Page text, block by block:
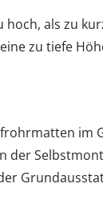
als zu
zu tiefe
im
der